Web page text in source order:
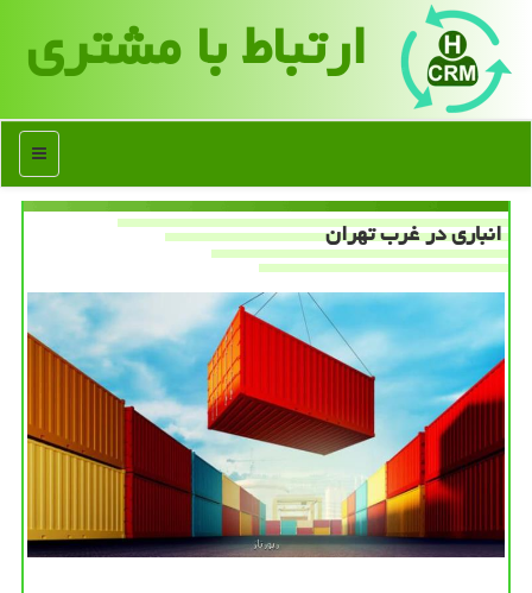
ارتباط با مشتری
منو
انباری در غرب تهران